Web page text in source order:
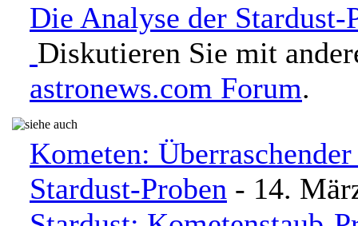
Die Analyse der Stardust-
Diskutieren Sie mit
astronews.com Forum.
Kometen:
Stardust-Proben - 14.